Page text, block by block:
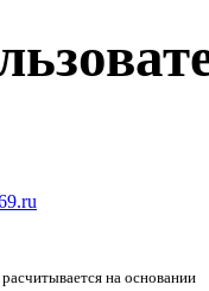
на основании